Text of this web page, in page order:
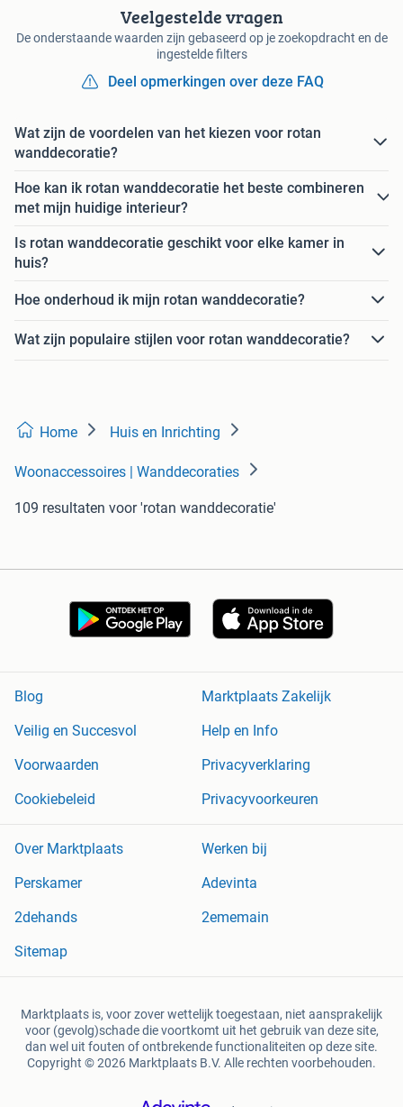
Veelgestelde vragen
De onderstaande waarden zijn gebaseerd op je zoekopdracht en de
ingestelde filters
Deel opmerkingen over deze FAQ
Wat zijn de voordelen van het kiezen voor rotan
wanddecoratie?
Hoe kan ik rotan wanddecoratie het beste combineren
met mijn huidige interieur?
Is rotan wanddecoratie geschikt voor elke kamer in
huis?
Hoe onderhoud ik mijn rotan wanddecoratie?
Wat zijn populaire stijlen voor rotan wanddecoratie?
Home Huis en Inrichting
Woonaccessoires | Wanddecoraties
109 resultaten voor 'rotan wanddecoratie'
Blog
Marktplaats Zakelijk
Veilig en Succesvol
Help en Info
Voorwaarden
Privacyverklaring
Cookiebeleid
Privacyvoorkeuren
Over Marktplaats
Werken bij
Perskamer
Adevinta
2dehands
2ememain
Sitemap
Marktplaats is, voor zover wettelijk toegestaan, niet aansprakelijk
voor (gevolg)schade die voortkomt uit het gebruik van deze site,
dan wel uit fouten of ontbrekende functionaliteiten op deze site.
Copyright © 2026 Marktplaats B.V. Alle rechten voorbehouden.